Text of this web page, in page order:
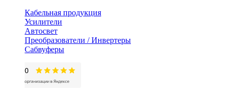
Кабельная продукция
Усилители
Автосвет
Преобразователи / Инвертеры
Сабвуферы